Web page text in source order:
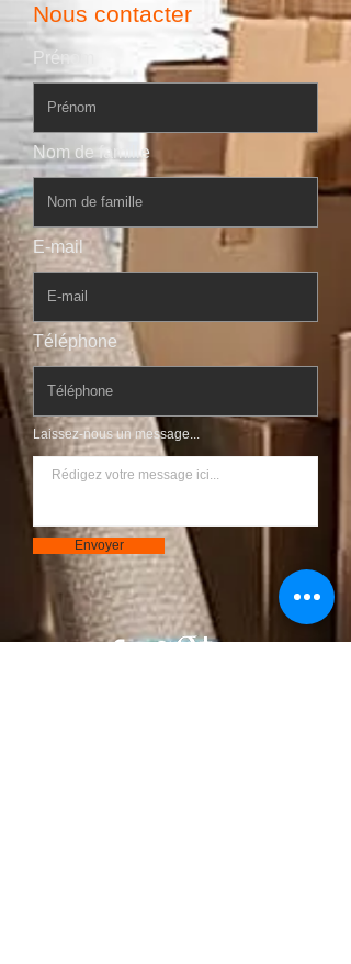
Nous contacter
Prénom
Nom de famille
E-mail
Téléphone
Laissez-nous un message...
Envoyer